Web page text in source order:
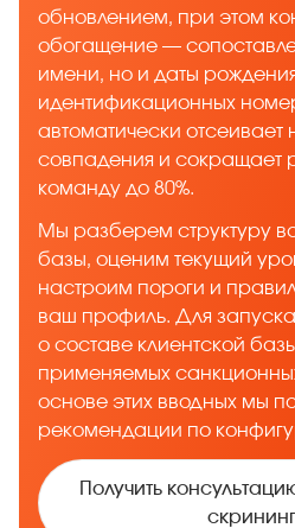
обновлением, при этом
обогащение —
имени, но и даты
идентификационных
автоматически отсеивает
совпадения и сокращает
команду до 80%.
Мы разберем структуру
базы, оценим текущий
настроим пороги и
ваш профиль. Для
о составе клиентской
применяемых
основе этих вводных мы
рекомендации по
Получить